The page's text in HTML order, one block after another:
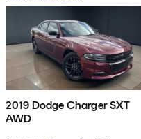
2019 Dodge Charger SXT
AWD